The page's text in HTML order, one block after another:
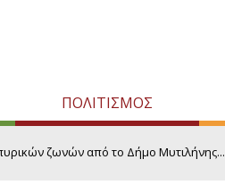
ΠΟΛΙΤΙΣΜΟΣ
ζωνών από το Δήμο Μυτιλήνης...